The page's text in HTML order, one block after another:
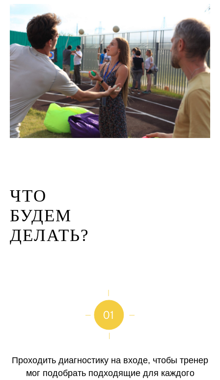
ЧТО
БУДЕМ
ДЕЛАТЬ?
Проходить диагностику на входе, чтобы тренер
мог подобрать подходящие для каждого